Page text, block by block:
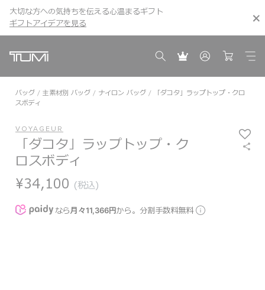
ギフトアイデアを見る こちら
大切な方への気持ちを伝える心温まるギフト
ギフトアイデアを見る
こちら
バッグ 主素材別 バッグ ナイロン バッグ
「ダコタ」ラップトップ・クロ
スボディ
VOYAGEUR
「ダコタ」ラップトップ・ク
ロスボディ
¥34,100 (税込)
なら月々11,366円から。分割手数料無料